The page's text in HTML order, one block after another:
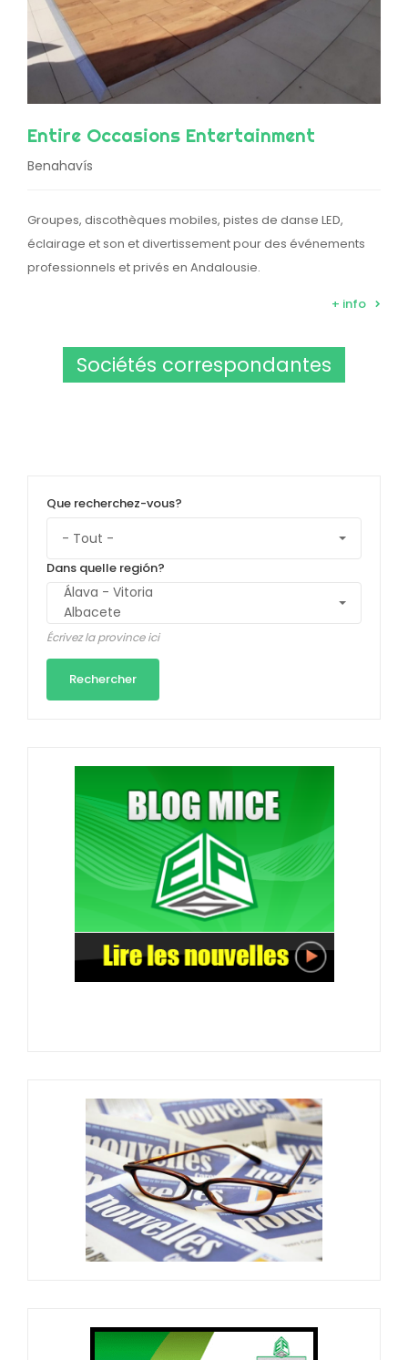
Entire Occasions Entertainment
Benahavís
Groupes, discothèques mobiles, pistes de danse LED,
éclairage et son et divertissement pour des événements
professionnels et privés en Andalousie.
+ info
Sociétés correspondantes
Que recherchez-vous?
Dans quelle región?
Écrivez la province ici